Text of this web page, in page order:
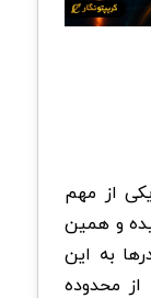
از مهم
و همین
به این
محدوده